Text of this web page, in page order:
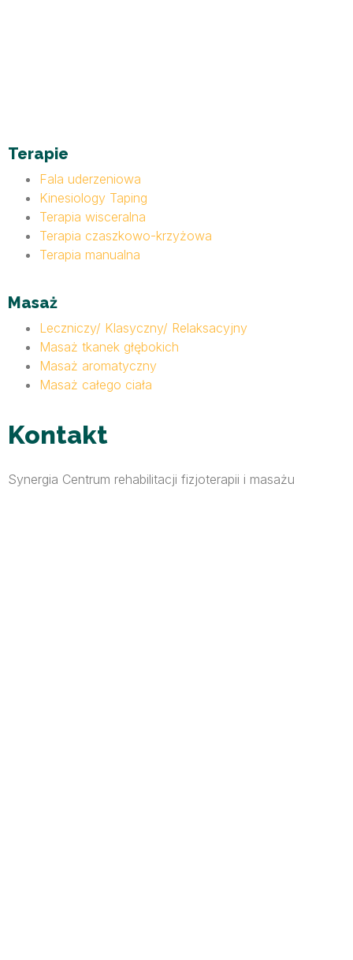
Terapie
Fala uderzeniowa
Kinesiology Taping
Terapia wisceralna
Terapia czaszkowo-krzyżowa
Terapia manualna
Masaż
Leczniczy/ Klasyczny/ Relaksacyjny
Masaż tkanek głębokich
Masaż aromatyczny
Masaż całego ciała
Kontakt
Synergia Centrum rehabilitacji fizjoterapii i masażu